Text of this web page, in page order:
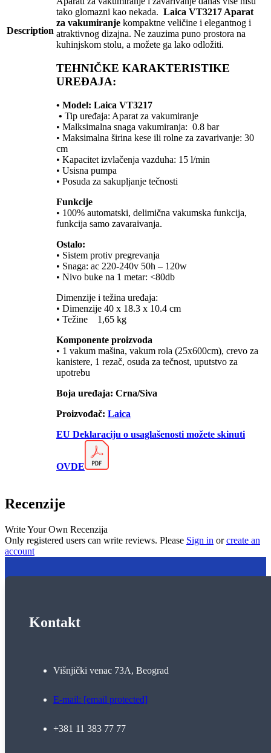
Description
tako glomazni kao nekada. Laica VT3217 Aparat
za vakumiranje kompaktne veličine i elegantnog i
atraktivnog dizajna. Ne zauzima puno prostora na
kuhinjskom stolu, a možete ga lako odložiti.
TEHNIČKE KARAKTERISTIKE
UREĐAJA:
• Model: Laica VT3217
• Tip uređaja: Aparat za vakumiranje
• Malksimalna snaga vakumiranja: 0.8 bar
• Maksimalna širina kese ili rolne za zavarivanje: 30
cm
• Kapacitet izvlačenja vazduha: 15 l/min
• Usisna pumpa
• Posuda za sakupljanje tečnosti
Funkcije
• 100% automatski, delimična vakumska funkcija,
funkcija samo zavaraivanja.
Ostalo:
• Sistem protiv pregrevanja
• Snaga: ac 220-240v 50h – 120w
• Nivo buke na 1 metar: <80db
Dimenzije i težina uređaja:
• Dimenzije 40 x 18.3 x 10.4 cm
• Težine 1,65 kg
Komponente proizvoda
• 1 vakum mašina, vakum rola (25x600cm), crevo za
kanistere, 1 rezač, osuda za tečnost, uputstvo za
upotrebu
Boja uređaja: Crna/Siva
Proizvođač: Laica
EU Deklaraciju o usaglašenosti možete skinuti
OVDE
Recenzije
Write Your Own Recenzija
Only registered users can write reviews. Please Sign in orcreate an
account
Kontakt
Višnjički venac 73A, Beograd
E-mail: [email protected]
+381 11 383 77 77